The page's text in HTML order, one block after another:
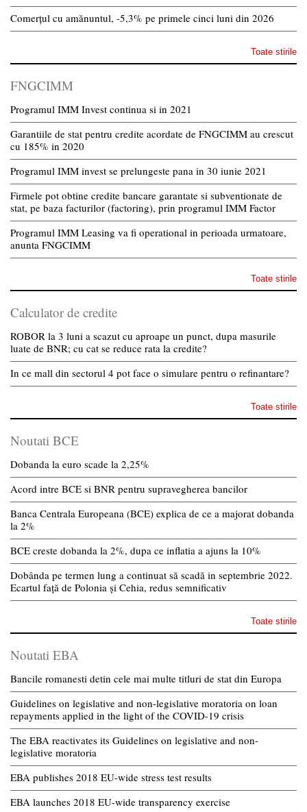
Comerțul cu amănuntul, -5,3% pe primele cinci luni din 2026
Toate stirile
FNGCIMM
Programul IMM Invest continua si in 2021
Garantiile de stat pentru credite acordate de FNGCIMM au crescut
cu 185% in 2020
Programul IMM invest se prelungeste pana in 30 iunie 2021
Firmele pot obtine credite bancare garantate si subventionate de
stat, pe baza facturilor (factoring), prin programul IMM Factor
Programul IMM Leasing va fi operational in perioada urmatoare,
anunta FNGCIMM
Toate stirile
Calculator de credite
ROBOR la 3 luni a scazut cu aproape un punct, dupa masurile
luate de BNR; cu cat se reduce rata la credite?
In ce mall din sectorul 4 pot face o simulare pentru o refinantare?
Toate stirile
Noutati BCE
Dobanda la euro scade la 2,25%
Acord intre BCE si BNR pentru supravegherea bancilor
Banca Centrala Europeana (BCE) explica de ce a majorat dobanda
la 2%
BCE creste dobanda la 2%, dupa ce inflatia a ajuns la 10%
Dobânda pe termen lung a continuat să scadă in septembrie 2022.
Ecartul față de Polonia și Cehia, redus semnificativ
Toate stirile
Noutati EBA
Bancile romanesti detin cele mai multe titluri de stat din Europa
Guidelines on legislative and non-legislative moratoria on loan
repayments applied in the light of the COVID-19 crisis
The EBA reactivates its Guidelines on legislative and non-
legislative moratoria
EBA publishes 2018 EU-wide stress test results
EBA launches 2018 EU-wide transparency exercise